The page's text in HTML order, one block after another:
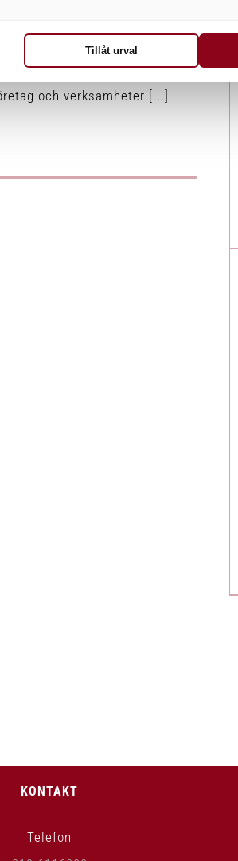
efter, där den där
räknar ner till infinner
och verksamheter [...]
KONTAKT
Telefon
Tillåt urval